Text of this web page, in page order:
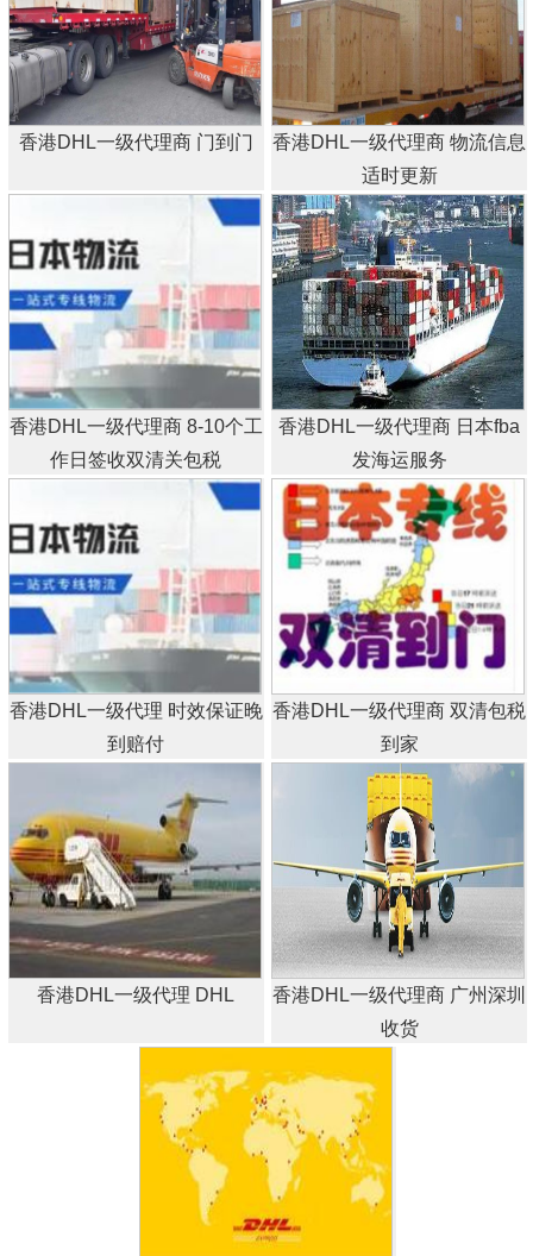
香港DHL一级代理商 门到门
香港DHL一级代理商 物流信息
适时更新
香港DHL一级代理商 8-10个工
作日签收双清关包税
香港DHL一级代理商 日本fba
发海运服务
香港DHL一级代理 时效保证晚
到赔付
香港DHL一级代理商 双清包税
到家
香港DHL一级代理 DHL
香港DHL一级代理商 广州深圳
收货